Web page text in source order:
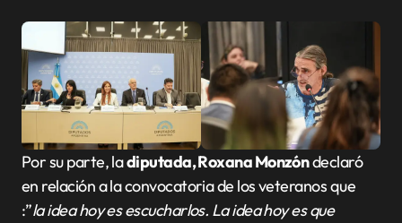
Por su parte, ladiputada, Roxana Monzóndeclaró
en relación a la convocatoria de los veteranos que
:”la idea hoy es escucharlos. La idea hoy es que